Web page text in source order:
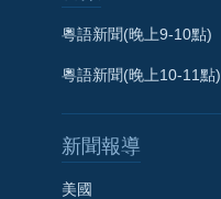
粵語新聞(晚上9-10點)
粵語新聞(晚上10-11點)
新聞報導
美國